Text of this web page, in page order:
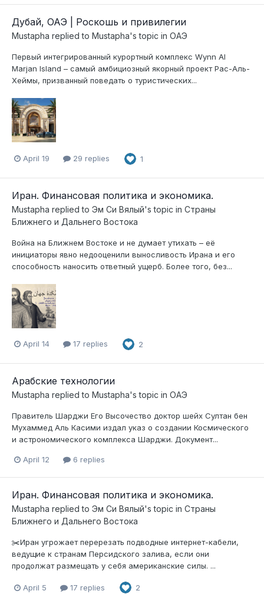
Дубай, ОАЭ | Роскошь и привилегии
Mustapha replied to Mustapha's topic in ОАЭ
Первый интегрированный курортный комплекс Wynn Al
Marjan Island – самый амбициозный якорный проект Рас-Аль-
Хеймы, призванный поведать о туристических...
April 19 29 replies 1
Иран. Финансовая политика и экономика.
Mustapha replied to Эм Си Вялый's topic in Страны
Ближнего и Дальнего Востока
Война на Ближнем Востоке и не думает утихать – её
инициаторы явно недооценили выносливость Ирана и его
способность наносить ответный ущерб. Более того, без...
April 14 17 replies 2
Арабские технологии
Mustapha replied to Mustapha's topic in ОАЭ
Правитель Шарджи Его Высочество доктор шейх Султан бен
Мухаммед Аль Касими издал указ о создании Космического
и астрономического комплекса Шарджи. Документ...
April 12 6 replies
Иран. Финансовая политика и экономика.
Mustapha replied to Эм Си Вялый's topic in Страны
Ближнего и Дальнего Востока
✂️Иран угрожает перерезать подводные интернет-кабели,
ведущие к странам Персидского залива, если они
продолжат размещать у себя американские силы. ...
April 5 17 replies 2